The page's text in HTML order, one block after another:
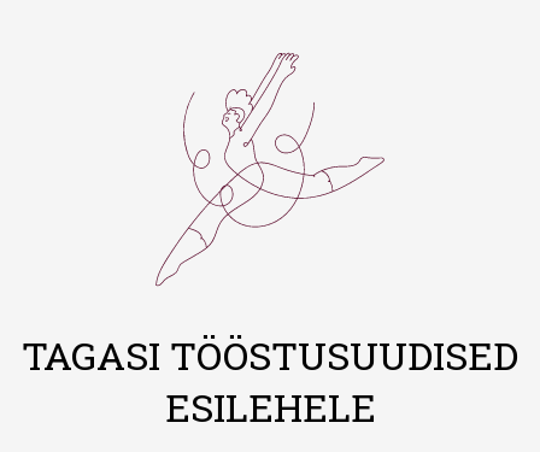
TAGASI TÖÖSTUSUUDISED
ESILEHELE